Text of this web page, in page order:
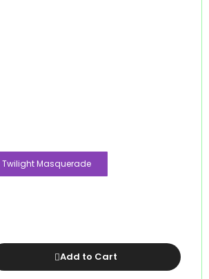
Twilight Masquerade
Add to Cart